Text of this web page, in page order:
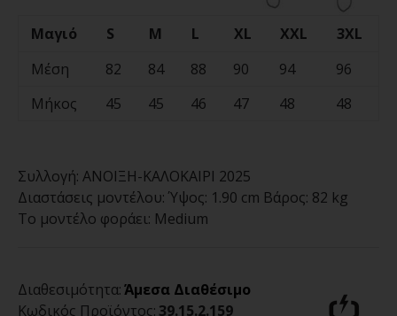
Μαγιό S M L XL XXL
3XL
Μέση
82 84 88 90 94
96
Μήκος
45 45 46 47 48 48
Συλλογή: ΑΝΟΙΞΗ-ΚΑΛΟΚΑΙΡΙ 2025
Διαστάσεις μοντέλου: Ύψος: 1.90 cm Βάρος: 82 kg
Το μοντέλο φοράει: Medium
Διαθεσιμότητα:Άμεσα Διαθέσιμο
Κωδικός Προϊόντος: 39.15.2.159